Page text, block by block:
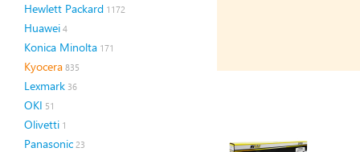
Hewlett Packard 1172
Huawei 4
Konica Minolta 171
Kyocera 835
Lexmark 36
OKI 51
Olivetti 1
Panasonic 23